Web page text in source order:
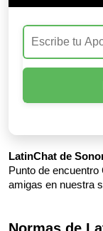
LatinChat de
Punto de
amigas en nuestra